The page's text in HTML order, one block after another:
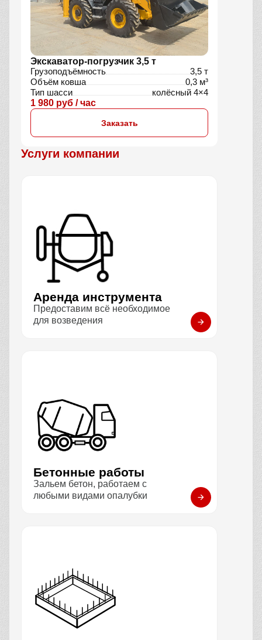
Экскаватор-погрузчик 3,5 т
Грузоподъёмность
3,5 т
Объём ковша
0,3 м³
Тип шасси
колёсный 4×4
1 980 руб / час
Заказать
Услуги компании
Аренда инструмента
Предоставим всё необходимое
для возведения
Бетонные работы
Зальем бетон, работаем с
любыми видами опалубки